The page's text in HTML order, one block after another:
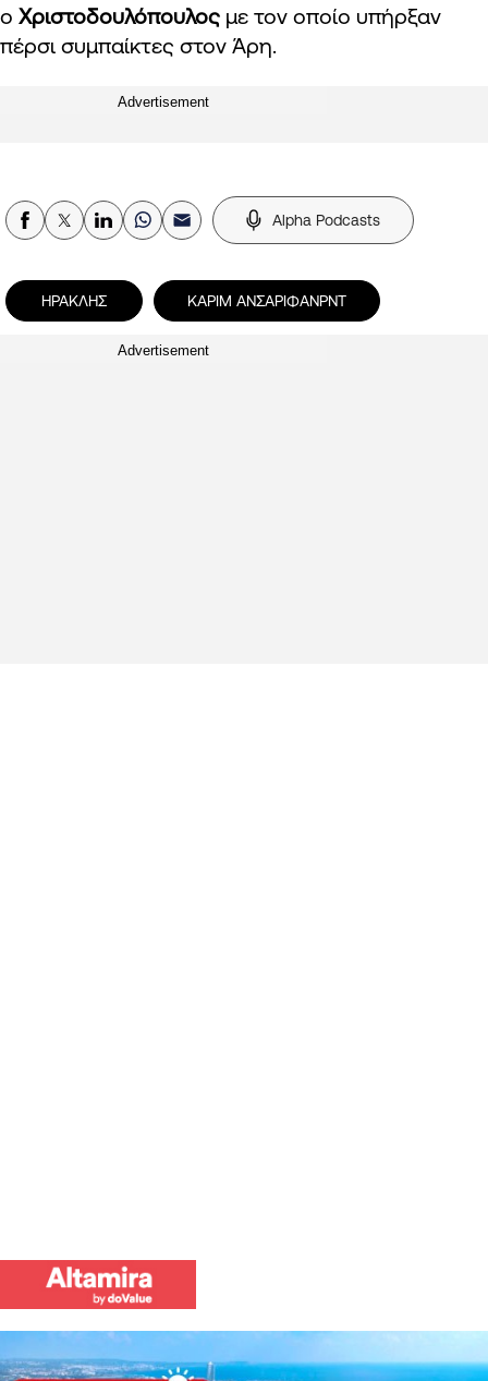
ο Χριστοδουλόπουλος με τον οποίο υπήρξαν
πέρσι συμπαίκτες στον Άρη.
Advertisement
Alpha Podcasts
ΗΡΑΚΛΗΣ ΚΑΡΙΜ ΑΝΣΑΡΙΦΑΝΡΝΤ
Advertisement